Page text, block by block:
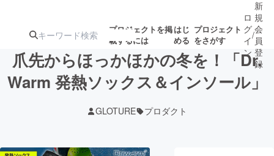
プロジェクトを掲
載するには
はじ
める
プロジェクト
をさがす
ジェクト
募集終了が近いプ
ロジェクト
ロ
グ
イ
ン
/
新
規
会
員
登
録
爪先からほっかほかの冬を！「Dr.
Warm 発熱ソックス＆インソール」
GLOTURE プロダクト